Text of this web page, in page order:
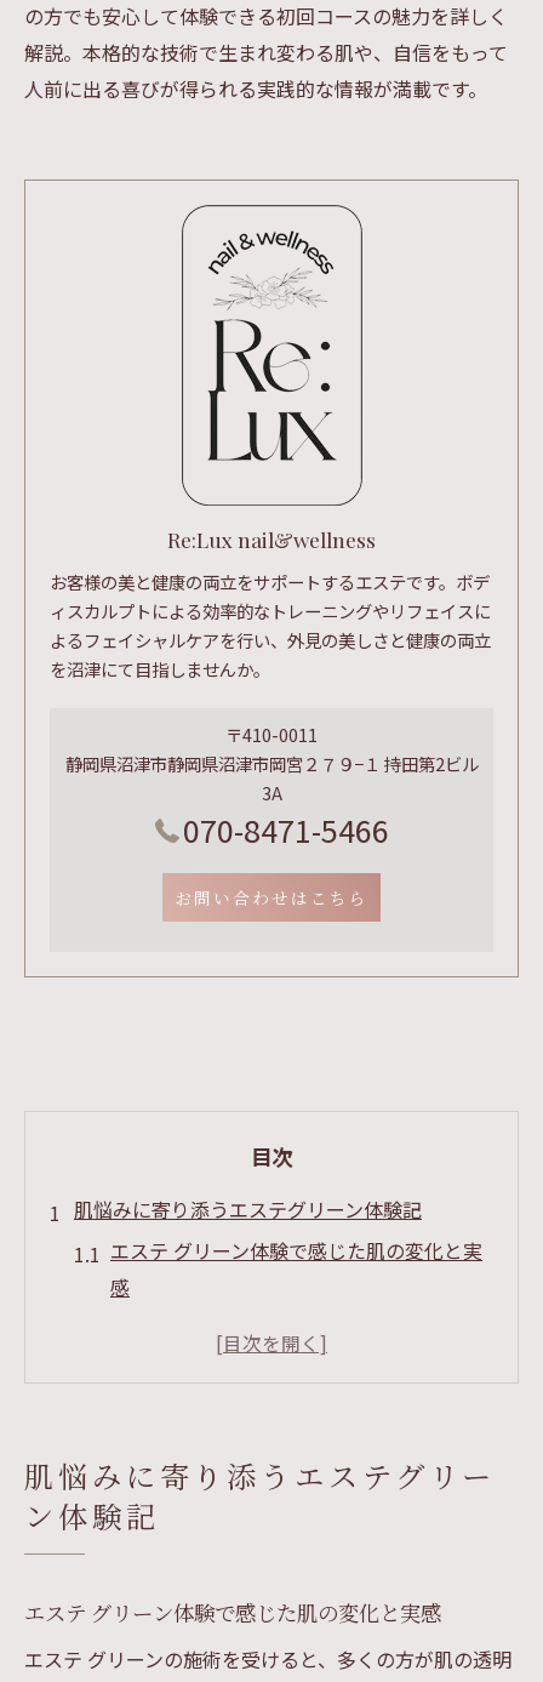
の方でも安心して体験できる初回コースの魅力を詳しく
解説。本格的な技術で生まれ変わる肌や、自信をもって
人前に出る喜びが得られる実践的な情報が満載です。
Re:Lux nail&wellness
お客様の美と健康の両立をサポートするエステです。ボデ
ィスカルプトによる効率的なトレーニングやリフェイスに
よるフェイシャルケアを行い、外見の美しさと健康の両立
を沼津にて目指しませんか。
〒410-0011
静岡県沼津市静岡県沼津市岡宮２７９−１ 持田第2ビル
3A
070-8471-5466
お問い合わせはこちら
目次
肌悩みに寄り添うエステグリーン体験記
エステ グリーン体験で感じた肌の変化と実
感
グリーン マッサージの施術で得られる心地
エステでの初回体験が不安な方へのアドバ
イス
肌悩みに寄り添うエステグリー
ン体験記
エステ グリーン体験で感じた肌の変化と実感
エステ グリーンの施術を受けると、多くの方が肌の透明